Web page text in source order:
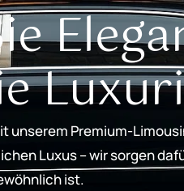
unserem Premium-
Luxus – wir sorgen
ist.